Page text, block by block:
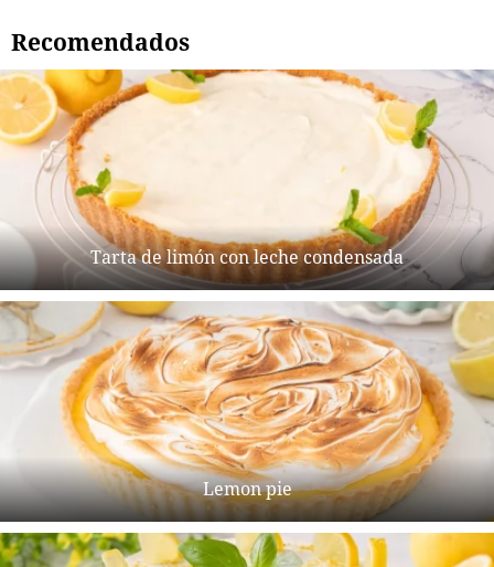
Recomendados
Tarta de limón con leche condensada
Lemon pie